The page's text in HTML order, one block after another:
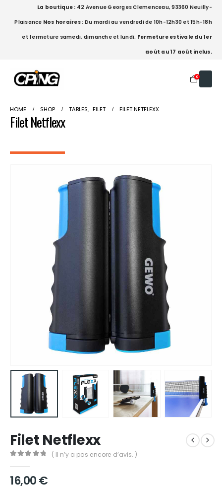
La boutique : 42 Avenue Georges Clemenceau, 93360 Neuilly-
Plaisance Nos horaires : Du mardi au vendredi de 10h-12h30 et 15h-18h
et fermeture samedi, dimanche et lundi. Fermeture estivale du 1er
août au 17 août inclus.
0
HOME SHOP TABLES, FILET FILET NETFLEXX
Filet Netflexx
Filet Netflexx
( Il n’y a pas encore d’avis. )
16,00€